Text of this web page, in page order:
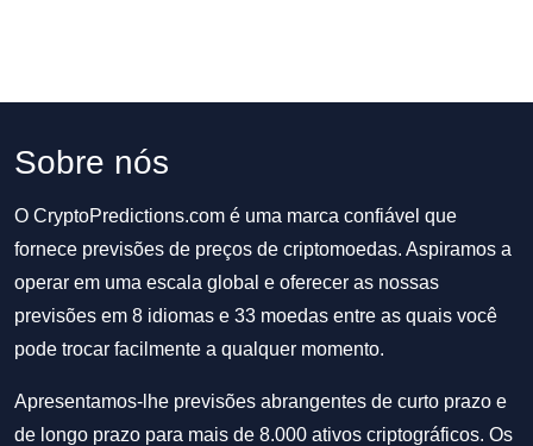
Sobre nós
O CryptoPredictions.com é uma marca confiável que
fornece previsões de preços de criptomoedas. Aspiramos a
operar em uma escala global e oferecer as nossas
previsões em 8 idiomas e 33 moedas entre as quais você
pode trocar facilmente a qualquer momento.
Apresentamos-lhe previsões abrangentes de curto prazo e
de longo prazo para mais de 8.000 ativos criptográficos. Os